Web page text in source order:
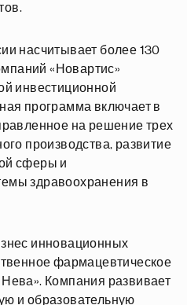
насчитывает более 130
«Новартис»
инвестиционной
программа включает в
на решение трех
производства, развитие
сферы и
здравоохранения в
инновационных
фармацевтическое
Компания развивает
и образовательную